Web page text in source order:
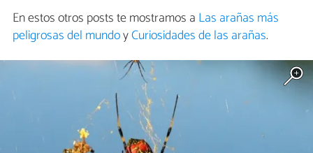
En estos otros posts te mostramos a Las arañas más
peligrosas del mundoyCuriosidades de las arañas.